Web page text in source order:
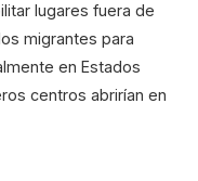
lugares fuera de
migrantes para
en Estados
centros abrirían en